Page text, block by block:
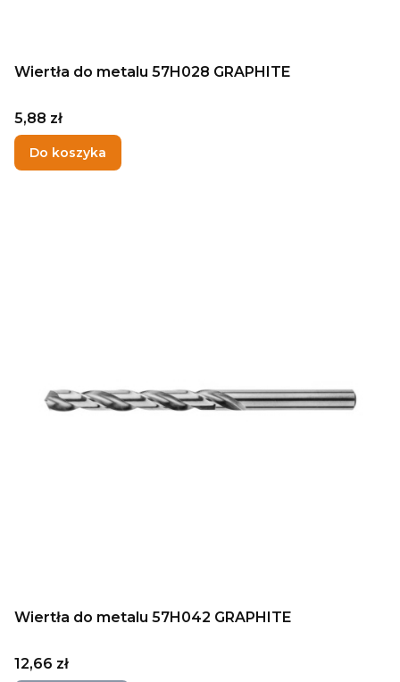
Wiertła do metalu 57H028 GRAPHITE
Cena
5,88 zł
Do koszyka
Wiertła do metalu 57H042 GRAPHITE
Cena
12,66 zł